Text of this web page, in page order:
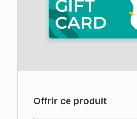
Offrir ce produit